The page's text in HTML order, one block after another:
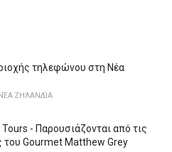
τηλεφώνου στη Νέα
ΝΈΑ ΖΗΛΑΝΔΊΑ
- Παρουσιάζονται από τις
του Gourmet Matthew Grey